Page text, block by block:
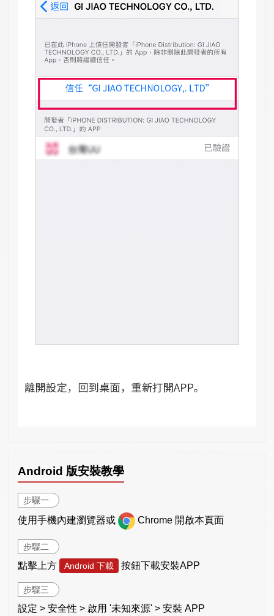
Android 版安裝教學
步驟一
使用手機內建瀏覽器或 Chrome 開啟本頁面
步驟二
點擊上方 Android 下載 按鈕下載安裝APP
步驟三
設定 > 安全性 > 啟用 '未知來源' > 安裝 APP